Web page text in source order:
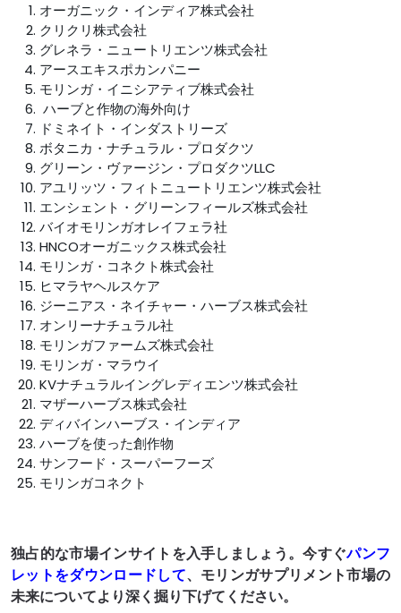
オーガニック・インディア株式会社
クリクリ株式会社
グレネラ・ニュートリエンツ株式会社
アースエキスポカンパニー
モリンガ・イニシアティブ株式会社
ハーブと作物の海外向け
ドミネイト・インダストリーズ
ボタニカ・ナチュラル・プロダクツ
グリーン・ヴァージン・プロダクツLLC
アユリッツ・フィトニュートリエンツ株式会社
エンシェント・グリーンフィールズ株式会社
バイオモリンガオレイフェラ社
HNCOオーガニックス株式会社
モリンガ・コネクト株式会社
ヒマラヤヘルスケア
ジーニアス・ネイチャー・ハーブス株式会社
オンリーナチュラル社
モリンガファームズ株式会社
モリンガ・マラウイ
KVナチュラルイングレディエンツ株式会社
マザーハーブス株式会社
ディバインハーブス・インディア
ハーブを使った創作物
サンフード・スーパーフーズ
モリンガコネクト
独占的な市場インサイトを入手しましょう。今すぐパンフ
レットをダウンロードして、モリンガサプリメント市場の
未来についてより深く掘り下げてください。